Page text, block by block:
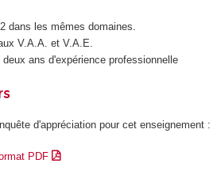
dans les mêmes domaines.
V.A.A. et V.A.E.
ans d'expérience professionnelle
d'appréciation pour cet enseignement :
PDF